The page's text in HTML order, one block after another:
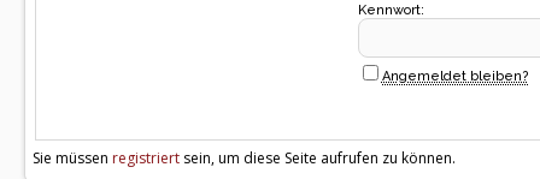
Kennwort:
Angemeldet bleiben?
Sie müssen registriert sein, um diese Seite aufrufen zu können.